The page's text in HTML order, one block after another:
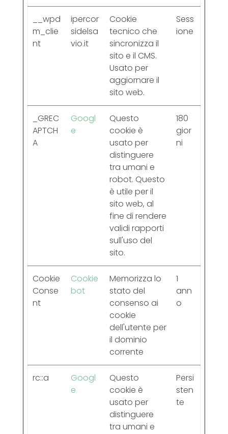
__wpd
m_clie
nt
ipercor
sidelsa
vio.it
Cookie
tecnico che
sincronizza il
sito e il CMS.
Usato per
aggiornare il
sito web.
Sess
ione
_GREC
APTCH
A
Googl
e
Questo
cookie è
usato per
distinguere
tra umani e
robot. Questo
è utile per il
sito web, al
fine di rendere
validi rapporti
sull'uso del
sito.
180
gior
ni
Cookie
Conse
nt
Cookie
bot
Memorizza lo
stato del
consenso ai
cookie
dell'utente per
il dominio
corrente
1
ann
o
rc::a
Googl
e
Questo
cookie è
usato per
distinguere
tra umani e
Persi
sten
te